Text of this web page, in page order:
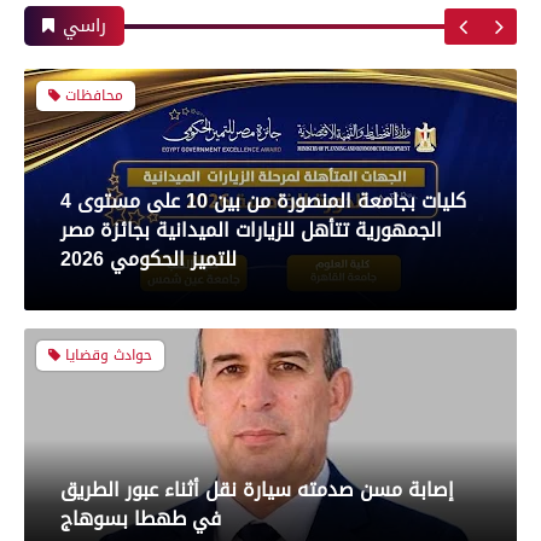
الكونفدرالية الإفريقية
رياضة
بعدسة الخبر المصري| شاهد أبرز لقطات مباراة
الأهلي و سيراميك فى الدورى
رياضة
بعدسة الخبر المصري| شاهد أبرز لقطات مباراة
راسي
محافظات
4 كليات بجامعة المنصورة من بين 10 على مستوى
الجمهورية تتأهل للزيارات الميدانية بجائزة مصر
للتميز الحكومي 2026
حوادث وقضايا
إصابة مسن صدمته سيارة نقل أثناء عبور الطريق
في طهطا بسوهاج